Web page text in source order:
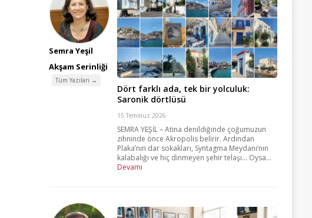
Semra Yeşil
Akşam Serinliği
Tüm Yazıları →
Dört farklı ada, tek bir yolculuk:
Saronik dörtlüsü
15 Temmuz 2026
SEMRA YEŞİL – Atina denildiğinde çoğumuzun
zihninde önce Akropolis belirir. Ardından
Plaka’nın dar sokakları, Syntagma Meydanı’nın
kalabalığı ve hiç dinmeyen şehir telaşı… Oysa...
Devamı